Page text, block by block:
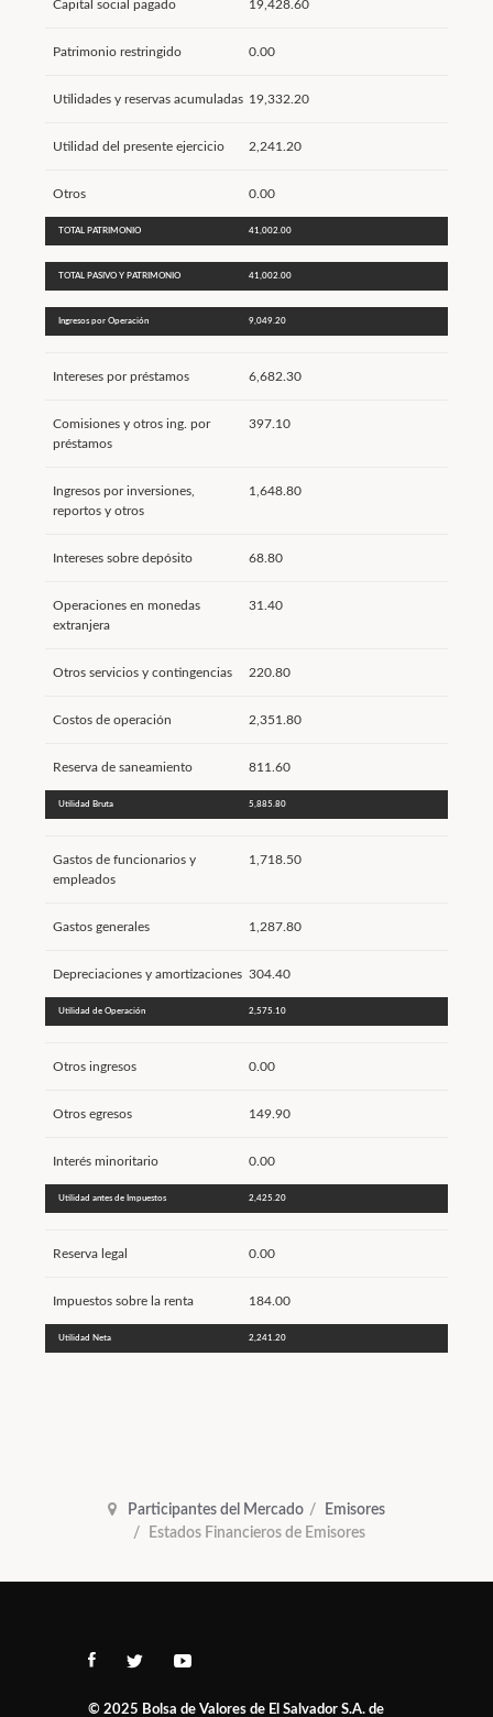
Capital social pagado 19,428.60
Patrimonio restringido 0.00
Utilidades y reservas acumuladas 19,332.20
Utilidad del presente ejercicio 2,241.20
Otros 0.00
TOTAL PATRIMONIO 41,002.00
TOTAL PASIVO Y PATRIMONIO 41,002.00
Ingresos por Operación 9,049.20
Intereses por préstamos 6,682.30
Comisiones y otros ing. por
préstamos
397.10
Ingresos por inversiones,
reportos y otros
1,648.80
Intereses sobre depósito 68.80
Operaciones en monedas
extranjera
31.40
Otros servicios y contingencias 220.80
Costos de operación 2,351.80
Reserva de saneamiento 811.60
Utilidad Bruta 5,885.80
Gastos de funcionarios y
empleados
1,718.50
Gastos generales 1,287.80
Depreciaciones y amortizaciones 304.40
Utilidad de Operación 2,575.10
Otros ingresos 0.00
Otros egresos 149.90
Interés minoritario 0.00
Utilidad antes de Impuestos 2,425.20
Reserva legal 0.00
Impuestos sobre la renta 184.00
Utilidad Neta 2,241.20
Participantes del Mercado
Emisores
Estados Financieros de Emisores
© 2025 Bolsa de Valores de El Salvador S.A. de